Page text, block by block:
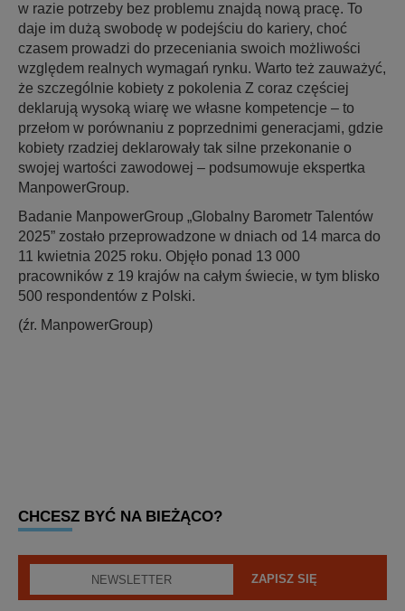
w razie potrzeby bez problemu znajdą nową pracę. To
daje im dużą swobodę w podejściu do kariery, choć
czasem prowadzi do przeceniania swoich możliwości
względem realnych wymagań rynku. Warto też zauważyć,
że szczególnie kobiety z pokolenia Z coraz częściej
deklarują wysoką wiarę we własne kompetencje – to
przełom w porównaniu z poprzednimi generacjami, gdzie
kobiety rzadziej deklarowały tak silne przekonanie o
swojej wartości zawodowej – podsumowuje ekspertka
ManpowerGroup.
Badanie ManpowerGroup „Globalny Barometr Talentów
2025” zostało przeprowadzone w dniach od 14 marca do
11 kwietnia 2025 roku. Objęło ponad 13 000
pracowników z 19 krajów na całym świecie, w tym blisko
500 respondentów z Polski.
(źr. ManpowerGroup)
CHCESZ BYĆ NA BIEŻĄCO?